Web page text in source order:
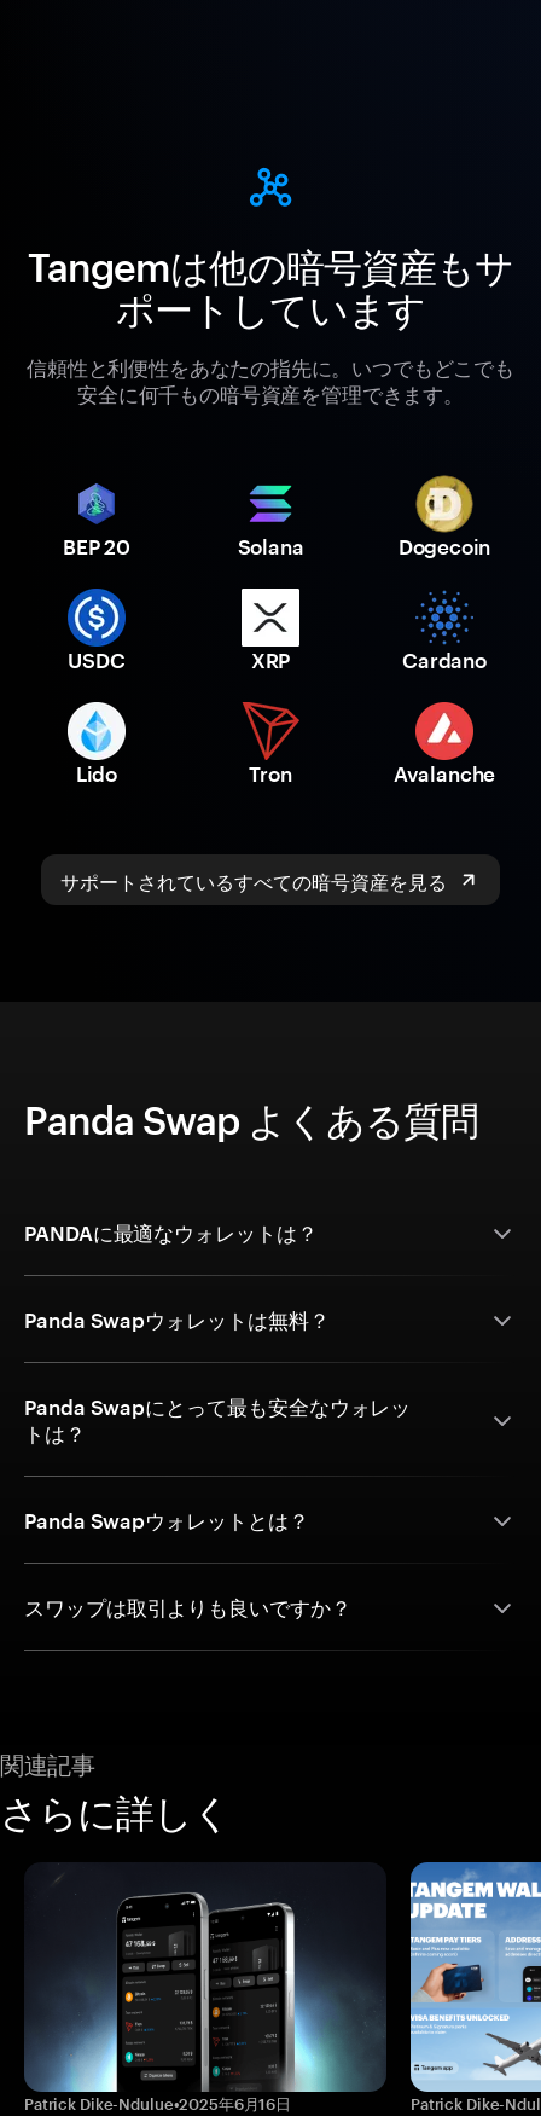
Tangemは他の暗号資産もサ
ポートしています
信頼性と利便性をあなたの指先に。いつでもどこでも
安全に何千もの暗号資産を管理できます。
BEP 20 Solana Dogecoin
USDC XRP Cardano
Lido Tron Avalanche
サポートされているすべての暗号資産を見る
Panda Swap よくある質問
PANDAに最適なウォレットは？
Panda Swapウォレットは無料？
Panda Swapにとって最も安全なウォレッ
トは？
Panda Swapウォレットとは？
スワップは取引よりも良いですか？
関連記事
さらに詳しく
Patrick Dike-Ndulue•2025年6月16日 Patrick Dike-